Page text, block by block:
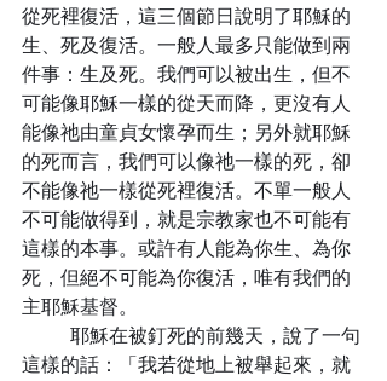
從死裡復活，這三個節日說明了耶穌的
生、死及復活。一般人最多只能做到兩
件事：生及死。我們可以被出生，但不
可能像耶穌一樣的從天而降，更沒有人
能像祂由童貞女懷孕而生；另外就耶穌
的死而言，我們可以像祂一樣的死，卻
不能像祂一樣從死裡復活。不單一般人
不可能做得到，就是宗教家也不可能有
這樣的本事。或許有人能為你生、為你
死，但絕不可能為你復活，唯有我們的
主耶穌基督。
這樣的話：「我若從地上被舉起來，就